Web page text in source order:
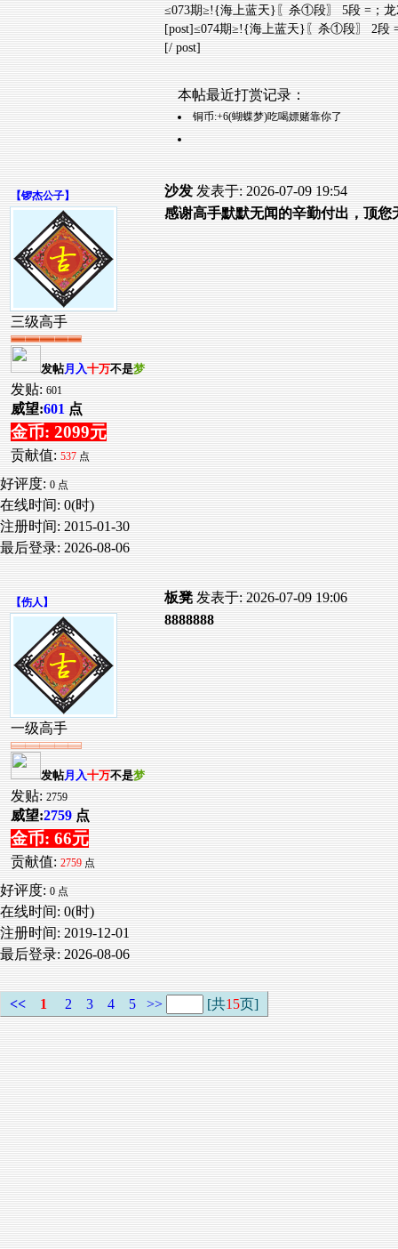
≤073期≥!{海上蓝天}〖杀①段〗 5段 =；龙
[post]≤074期≥!{海上蓝天}〖杀①段〗 2段
[/ post]
本帖最近打赏记录：
铜币:+6(蝴蝶梦)吃喝嫖赌靠你了
【锣杰公子】
三级高手
发帖月入十万不是梦
发贴: 601
威望:601 点
金币: 2099元
贡献值: 537 点
好评度: 0 点
在线时间: 0(时)
注册时间: 2015-01-30
最后登录: 2026-08-06
沙发 发表于: 2026-07-09 19:54
感谢高手默默无闻的辛勤付出，顶
【伤人】
一级高手
发帖月入十万不是梦
发贴: 2759
威望:2759 点
金币: 66元
贡献值: 2759 点
好评度: 0 点
在线时间: 0(时)
注册时间: 2019-12-01
最后登录: 2026-08-06
板凳 发表于: 2026-07-09 19:06
8888888
<< 1 2 3 4 5 >> [共15页]